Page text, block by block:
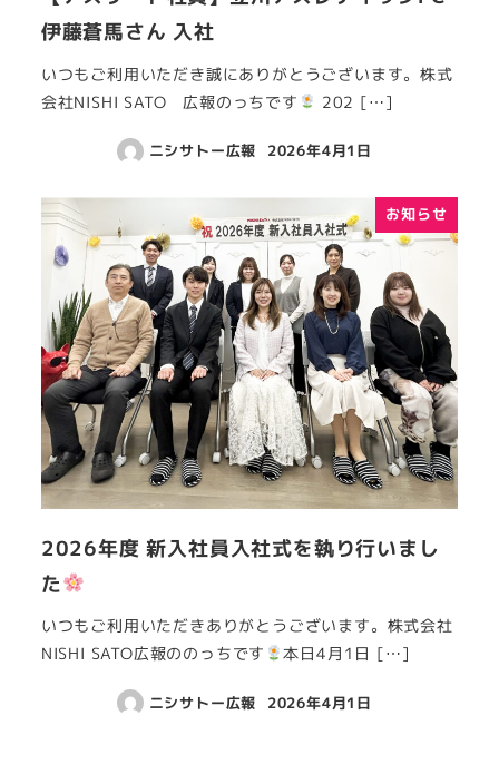
伊藤蒼馬さん 入社
いつもご利用いただき誠にありがとうございます。株式
会社NISHI SATO 広報のっちです
202 […]
ニシサトー広報 2026年4月1日
お知らせ
2026年度 新入社員入社式を執り行いまし
た
いつもご利用いただきありがとうございます。株式会社
NISHI SATO広報ののっちです
本日4月1日 […]
ニシサトー広報 2026年4月1日